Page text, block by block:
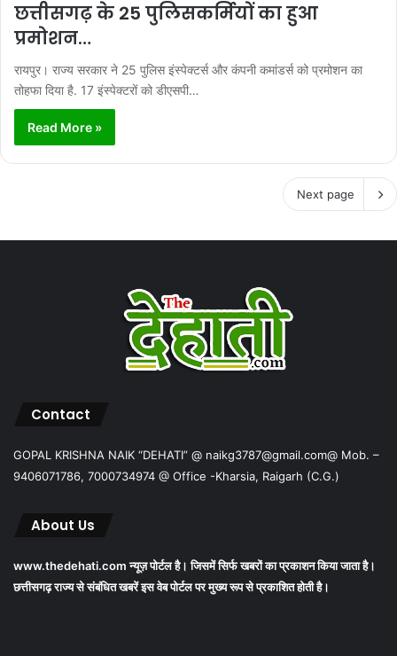
छत्तीसगढ़ के 25 पुलिसकर्मियों का हुआ
प्रमोशन…
रायपुर। राज्य सरकार ने 25 पुलिस इंस्पेक्टर्स और कंपनी कमांडर्स को प्रमोशन का
तोहफा दिया है. 17 इंस्पेक्टरों को डीएसपी…
Read More »
Next page
Contact
GOPAL KRISHNA NAIK “DEHATI” @ naikg3787@gmail.com@ Mob. –
9406071786, 7000734974 @ Office -Kharsia, Raigarh (C.G.)
About Us
www.thedehati.com न्यूज़ पोर्टल है। जिसमें सिर्फ खबरों का प्रकाशन किया जाता है।
छत्तीसगढ़ राज्य से संबंधित खबरें इस वेब पोर्टल पर मुख्य रूप से प्रकाशित होती है।